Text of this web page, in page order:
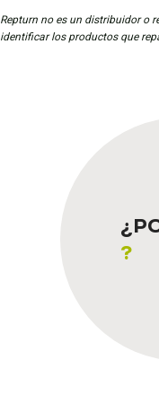
Repturn no es un distribuidor o
identificar los productos que
?